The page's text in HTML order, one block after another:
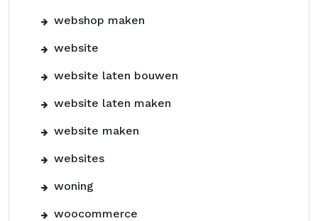
webshop maken
website
website laten bouwen
website laten maken
website maken
websites
woning
woocommerce